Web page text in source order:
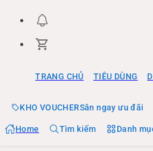
TRANG CHỦ TIÊU DÙNG
KHO VOUCHERSăn ngay ưu đãi
Home Tìm kiếm Danh